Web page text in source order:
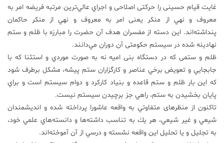
غايت قيام حسينی را حرکتی اصلاحی و اجراي عالي‌ترين مرتبه فريضه امر به
معروف و نهي از منكر یعنی امر به معروف و نهي از منكر حاكمان
پنداشته‌اند. این دسته از مفسران هدف آن حضرت را مبارزه با ظلم و ستم
نهادینه شده در سیستم حکومتی آن دوران مي‌دانند.
ظلم و ستمی که در دستگاه بنی امیه نه به صورت موردي و استثنا که با
جابجايي و تعويض برخي عناصر و كارگزاران ستم پيشه، مشكل برطرف ‌شود
که این بار ظلم و ستم قاعده و بنياد كاركرد و دوام سيستم است و براي
پایان بخشیدن به ستم، راهي جز برچيدن سيستم نيست.
تاكنون از منظرهای متفاوتي به واقعه عاشورا پرداخته شده و انديشمندان
شيعي و غير شيعي، هر يك به تناسب داشته‌ها و دانسته‌هاي علمي خود،
به تجليل و یا تحليل اين واقعه نشسته و درسي از آن آموخته‌اند.